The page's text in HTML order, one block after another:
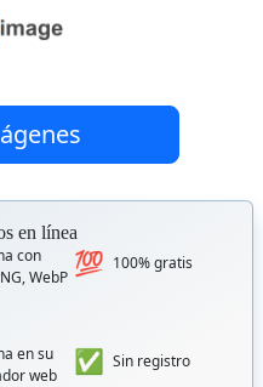
en línea
con
WebP 💯 100% gratis
en su
web
✅ Sin registro